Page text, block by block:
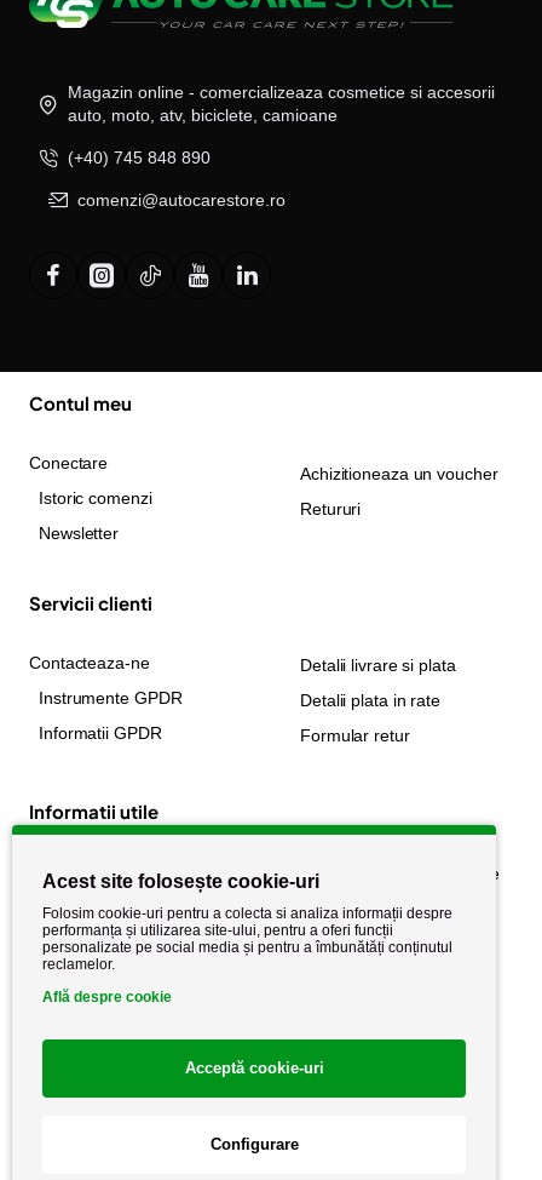
Magazin online - comercializeaza cosmetice si accesorii
auto, moto, atv, biciclete, camioane
(+40) 745 848 890
comenzi@autocarestore.ro
Contul meu
Conectare
Istoric comenzi
Newsletter
Achizitioneaza un voucher
Retururi
Servicii clienti
Contacteaza-ne
Instrumente GPDR
Informatii GPDR
Detalii livrare si plata
Detalii plata in rate
Formular retur
Informatii utile
Despre noi
Stiri si noutati
Politica de cookie
Politica de confidențialitate
Politica de retur
Termeni si conditii
Acest site folosește cookie-uri
Folosim cookie-uri pentru a colecta si analiza informații despre
performanța și utilizarea site-ului, pentru a oferi funcții
personalizate pe social media și pentru a îmbunătăți conținutul
reclamelor.
Află despre cookie
Acceptă cookie-uri
Configurare